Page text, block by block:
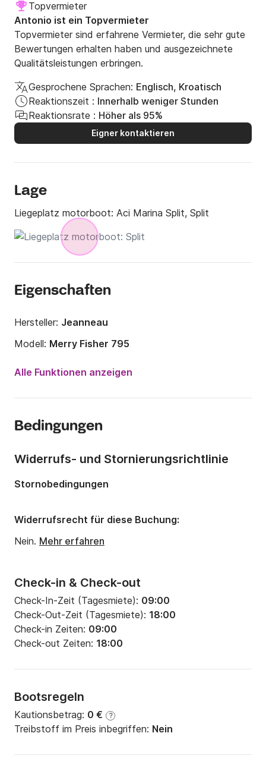
Topvermieter
Antonio ist ein Topvermieter
Topvermieter sind erfahrene Vermieter, die sehr gute
Bewertungen erhalten haben und ausgezeichnete
Qualitätsleistungen erbringen.
Gesprochene Sprachen: Englisch, Kroatisch
Reaktionszeit : Innerhalb weniger Stunden
Reaktionsrate : Höher als 95%
Eigner kontaktieren
Lage
Liegeplatz motorboot: Aci Marina Split, Split
Eigenschaften
Hersteller: Jeanneau
Modell: Merry Fisher 795
Motorleistung:
Anzahl Plätze an Bord:
Alle Funktionen anzeigen
Bedingungen
Check-in & Check-out
Check-In-Zeit (Tagesmiete): 09:00
Check-Out-Zeit (Tagesmiete): 18:00
Check-in Zeiten: 09:00
Check-out Zeiten: 18:00
Bootsregeln
Kautionsbetrag: 0 € ?
Treibstoff im Preis inbegriffen: Nein
Widerrufs- und Stornierungsrichtlinie
Stornobedingungen
Widerrufsrecht für diese Buchung:
Nein. Mehr erfahren